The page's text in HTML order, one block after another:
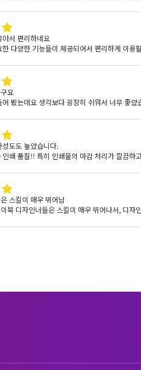
아서 편리하네요
한 다양한 기능들이 제공되어서 편리하게 이용
요
어 봤는데요 생각보다 굉장히 쉬워서 너무 좋았
성도도 높았습니다.
쇄 품질!! 특히 인쇄물의 마감 처리가 깔끔하
스킬이 매우 뛰어남
북 디자인너들은 스킬이 매우 뛰어나서, 디자